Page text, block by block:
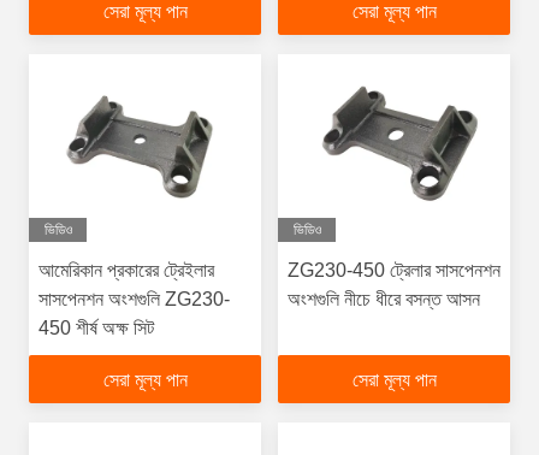
সেরা মূল্য পান সেরা মূল্য পান
ভিডিও
আমেরিকান প্রকারের ট্রেইলার
সাসপেনশন অংশগুলি ZG230-
450 শীর্ষ অক্ষ সিট
সেরা মূল্য পান
ভিডিও
ZG230-450 ট্রেলার সাসপেনশন
অংশগুলি নীচে ধীরে বসন্ত আসন
সেরা মূল্য পান